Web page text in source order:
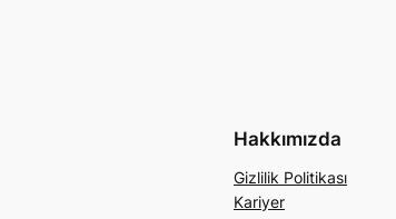
Hakkımızda
Gizlilik Politikası
Kariyer